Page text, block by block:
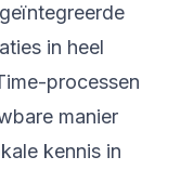
in heel
processen
manier
kennis in